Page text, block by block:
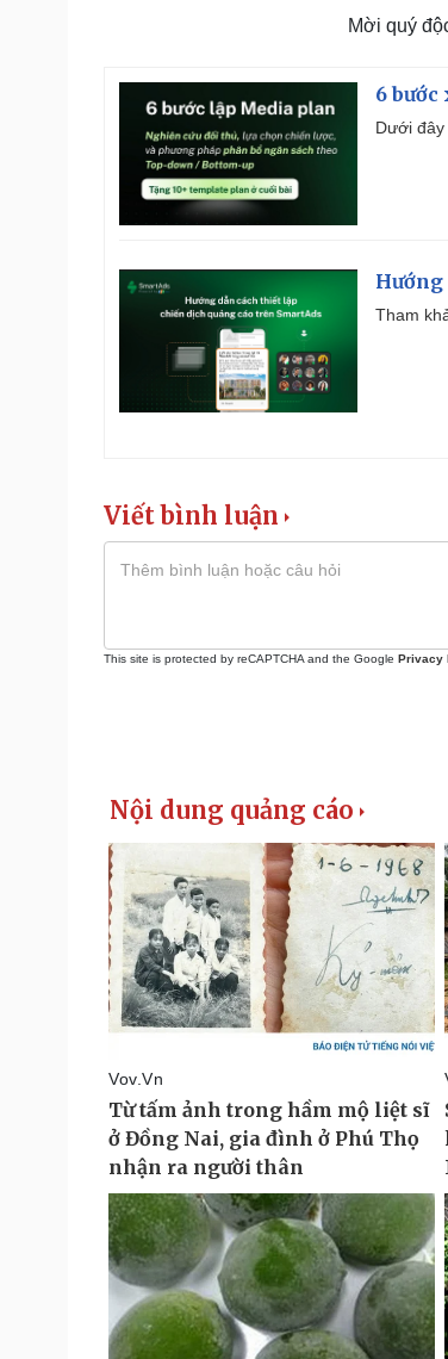
Mời quý
6
Dưới đây
Hướng
Tham
Viết bình luận
This site is protected by reCAPTCHA and the Google Privacy